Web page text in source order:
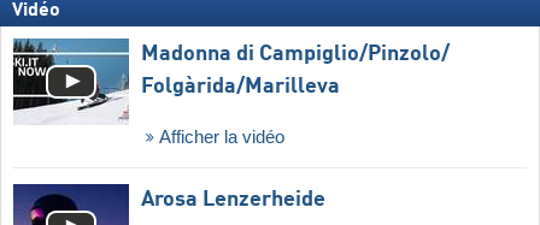
Vidéo
Madonna di Campiglio/​Pinzolo/​
Folgàrida/​Marilleva
Afficher la vidéo
Arosa Lenzerheide